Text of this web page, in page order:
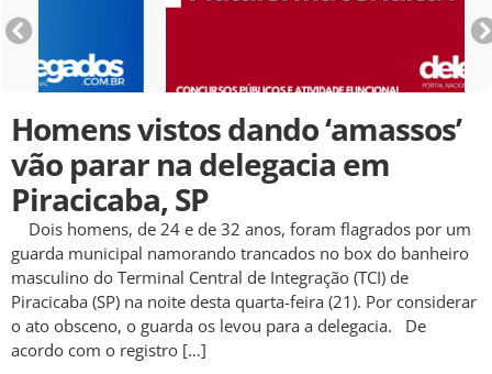
Homens vistos dando ‘amassos’
vão parar na delegacia em
Piracicaba, SP
Dois homens, de 24 e de 32 anos, foram flagrados por um
guarda municipal namorando trancados no box do banheiro
masculino do Terminal Central de Integração (TCI) de
Piracicaba (SP) na noite desta quarta-feira (21). Por considerar
o ato obsceno, o guarda os levou para a delegacia. De
acordo com o registro […]